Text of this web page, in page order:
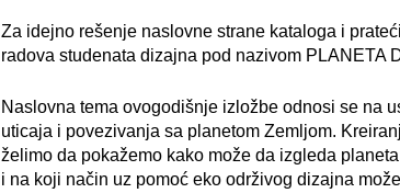
Za idejno rešenje naslovne strane kataloga i
radova studenata dizajna pod nazivom PLANETA
Naslovna tema ovogodišnje izložbe odnosi se na
uticaja i povezivanja sa planetom Zemljom.
želimo da pokažemo kako može da izgleda
i na koji način uz pomoć eko održivog dizajna